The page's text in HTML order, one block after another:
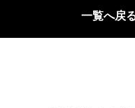
一覧へ戻